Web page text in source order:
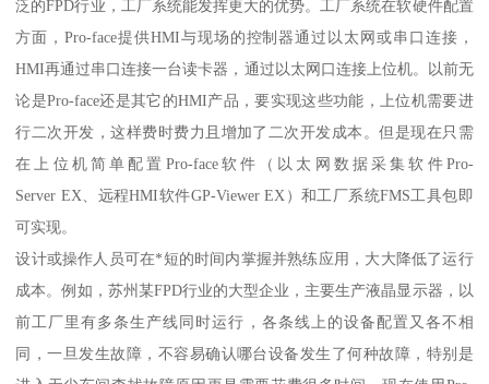
泛的FPD行业，工厂系统能发挥更大的优势。工厂系统在软硬件配置
方面，Pro-face提供HMI与现场的控制器通过以太网或串口连接，
HMI再通过串口连接一台读卡器，通过以太网口连接上位机。以前无
论是Pro-face还是其它的HMI产品，要实现这些功能，上位机需要进
行二次开发，这样费时费力且增加了二次开发成本。但是现在只需
在上位机简单配置Pro-face软件（以太网数据采集软件Pro-
Server EX、远程HMI软件GP-Viewer EX）和工厂系统FMS工具包即
可实现。
设计或操作人员可在*短的时间内掌握并熟练应用，大大降低了运行
成本。例如，苏州某FPD行业的大型企业，主要生产液晶显示器，以
前工厂里有多条生产线同时运行，各条线上的设备配置又各不相
同，一旦发生故障，不容易确认哪台设备发生了何种故障，特别是